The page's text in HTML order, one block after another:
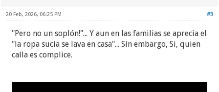
#3
20 Feb, 2026, 06:25 PM
"Pero no un soplón!"... Y aun en las familias se aprecia el
"la ropa sucia se lava en casa"... Sin embargo, Si, quien
calla es complice.